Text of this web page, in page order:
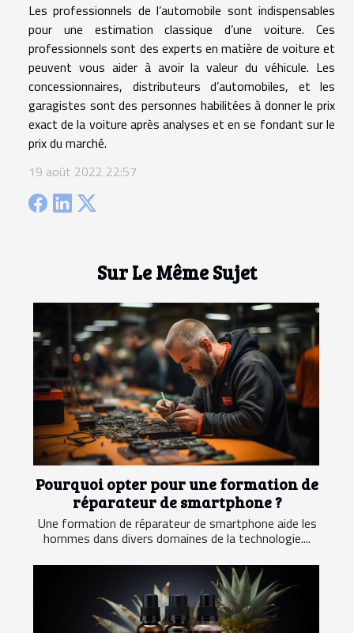
Sur Le Même Sujet
Pourquoi opter pour une formation de
réparateur de smartphone ?
Une formation de réparateur de smartphone aide les
hommes dans divers domaines de la technologie....
Les professionnels de l’automobile sont indispensables
pour une estimation classique d’une voiture. Ces
professionnels sont des experts en matière de voiture et
peuvent vous aider à avoir la valeur du véhicule. Les
concessionnaires, distributeurs d’automobiles, et les
garagistes sont des personnes habilitées à donner le prix
exact de la voiture après analyses et en se fondant sur le
prix du marché.
19 août 2022 22:57